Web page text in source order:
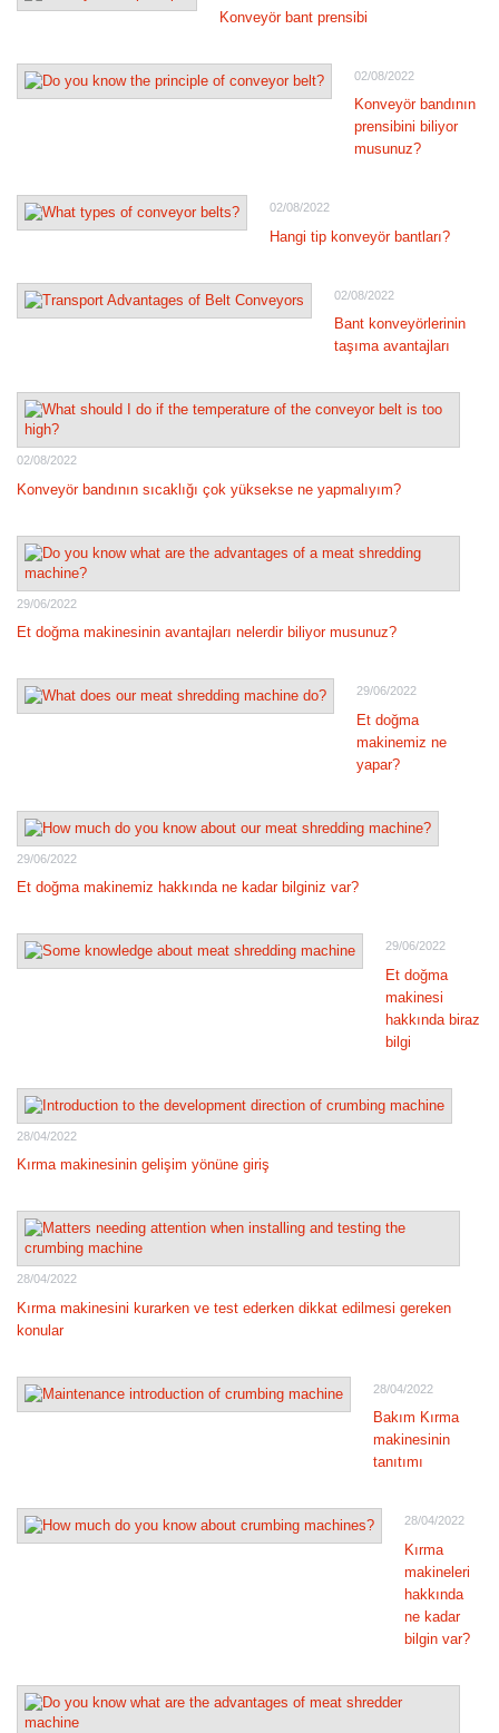
Konveyör bant prensibi
02/08/2022
Konveyör bandının
prensibini biliyor
musunuz?
02/08/2022
Hangi tip konveyör bantları?
02/08/2022
Bant konveyörlerinin
taşıma avantajları
02/08/2022
Konveyör bandının sıcaklığı çok yüksekse ne yapmalıyım?
29/06/2022
Et doğma makinesinin avantajları nelerdir biliyor musunuz?
29/06/2022
Et doğma
makinemiz ne
yapar?
29/06/2022
Et doğma makinemiz hakkında ne kadar bilginiz var?
29/06/2022
Et doğma
makinesi
hakkında biraz
bilgi
28/04/2022
Kırma makinesinin gelişim yönüne giriş
28/04/2022
Kırma makinesini kurarken ve test ederken dikkat edilmesi gereken
konular
28/04/2022
Bakım Kırma
makinesinin
tanıtımı
28/04/2022
Kırma
makineleri
hakkında
ne kadar
bilgin var?